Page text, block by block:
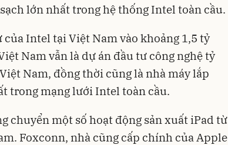
lớn nhất trong hệ thống Intel toàn cầu.
Intel tại Việt Nam vào khoảng 1,5 tỷ
Nam vẫn là dự án đầu tư công nghệ tỷ
Nam, đồng thời cũng là nhà máy lắp
trong mạng lưới Intel toàn cầu.
chuyển một số hoạt động sản xuất iPad từ
Foxconn, nhà cũng cấp chính của Apple